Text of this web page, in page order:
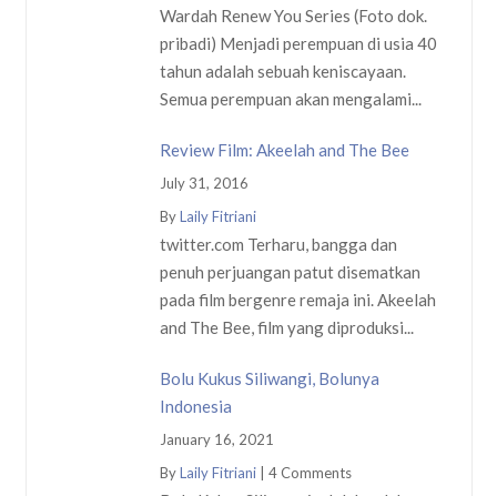
Wardah Renew You Series (Foto dok.
pribadi) Menjadi perempuan di usia 40
tahun adalah sebuah keniscayaan.
Semua perempuan akan mengalami...
Review Film: Akeelah and The Bee
July 31, 2016
ByLaily Fitriani
twitter.com Terharu, bangga dan
penuh perjuangan patut disematkan
pada film bergenre remaja ini. Akeelah
and The Bee, film yang diproduksi...
Bolu Kukus Siliwangi, Bolunya
Indonesia
January 16, 2021
ByLaily Fitriani| 4 Comments